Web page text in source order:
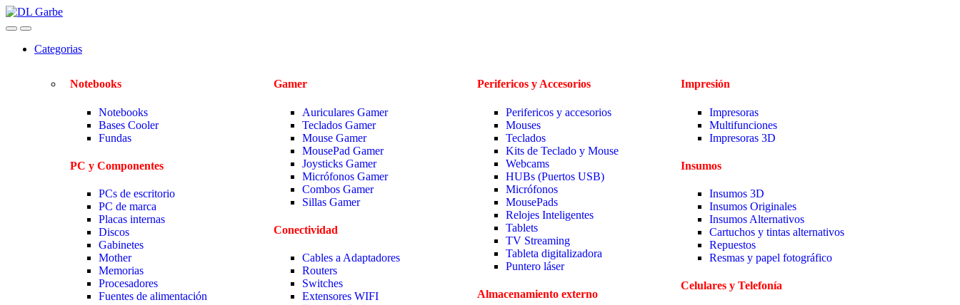
Categorias
Notebooks
Notebooks
Bases Cooler
Fundas
PC y Componentes
PCs de escritorio
PC de marca
Placas internas
Discos
Gabinetes
Mother
Memorias
Procesadores
Fuentes de alimentación
Gamer
Auriculares Gamer
Teclados Gamer
Mouse Gamer
MousePad Gamer
Joysticks Gamer
Micrófonos Gamer
Combos Gamer
Sillas Gamer
Conectividad
Cables a Adaptadores
Routers
Switches
Extensores WIFI
Perifericos y Accesorios
Perifericos y accesorios
Mouses
Teclados
Kits de Teclado y Mouse
Webcams
HUBs (Puertos USB)
Micrófonos
MousePads
Relojes Inteligentes
Tablets
TV Streaming
Tableta digitalizadora
Puntero láser
Almacenamiento externo
Impresión
Impresoras
Multifunciones
Impresoras 3D
Insumos
Insumos 3D
Insumos Originales
Insumos Alternativos
Cartuchos y tintas alternativos
Repuestos
Resmas y papel fotográfico
Celulares y Telefonía